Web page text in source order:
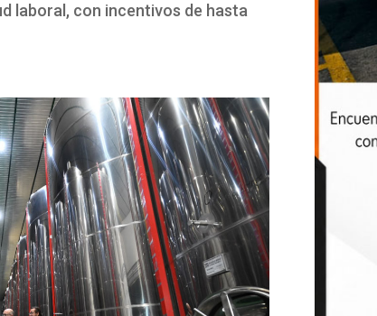
laboral, con incentivos de hasta